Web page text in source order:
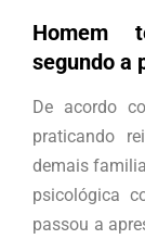
Homem
segundo a
De acordo
praticando
demais
psicológica
passou a